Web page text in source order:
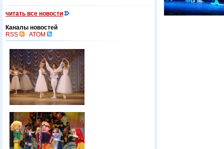
читать все новости
Каналы новостей
RSS
ATOM